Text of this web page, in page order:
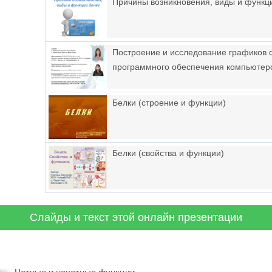
Построение и исследование графиков
программного обеспечения
Белки (строение и функции)
Белки (свойства и функции)
Слайды и текст этой онлайн презентации